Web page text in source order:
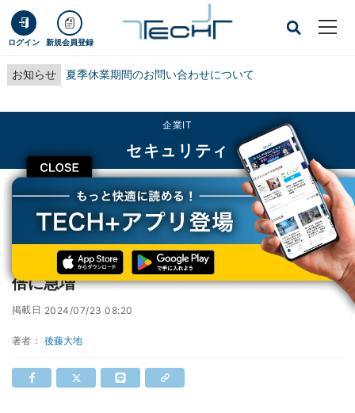
ログイン 新規会員登録
お知らせ 夏季休業期間のお問い合わせについて
CLOSE
企業IT
セキュリティ
TECH+ 企業IT
セキュリティ
ヤマト運輸偽るフィッシング詐欺の報告が26倍に急増
ヤマト運輸偽るフィッシング詐欺の報告が26
倍に急増
掲載日 2024/07/23 08:20
著者： 後藤大地